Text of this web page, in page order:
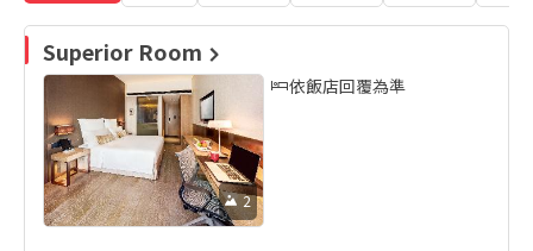
Superior Room
2
依飯店回覆為準